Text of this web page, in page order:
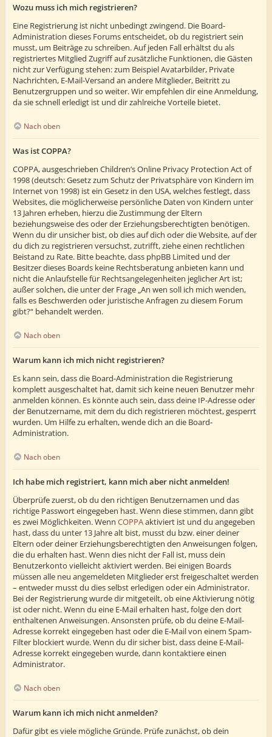
Wozu muss ich mich registrieren?
Eine Registrierung ist nicht unbedingt zwingend. Die Board-
Administration dieses Forums entscheidet, ob du registriert sein
musst, um Beiträge zu schreiben. Auf jeden Fall erhältst du als
registriertes Mitglied Zugriff auf zusätzliche Funktionen, die Gästen
nicht zur Verfügung stehen: zum Beispiel Avatarbilder, Private
Nachrichten, E-Mail-Versand an andere Mitglieder, Beitritt zu
Benutzergruppen und so weiter. Wir empfehlen dir eine Anmeldung,
da sie schnell erledigt ist und dir zahlreiche Vorteile bietet.
Nach oben
Was ist COPPA?
COPPA, ausgeschrieben Children’s Online Privacy Protection Act of
1998 (deutsch: Gesetz zum Schutz der Privatsphäre von Kindern im
Internet von 1998) ist ein Gesetz in den USA, welches festlegt, dass
Websites, die möglicherweise persönliche Daten von Kindern unter
13 Jahren erheben, hierzu die Zustimmung der Eltern
beziehungsweise des oder der Erziehungsberechtigten benötigen.
Wenn du dir unsicher bist, ob dies auf dich oder die Website, auf der
du dich zu registrieren versuchst, zutrifft, ziehe einen rechtlichen
Beistand zu Rate. Bitte beachte, dass phpBB Limited und der
Besitzer dieses Boards keine Rechtsberatung anbieten kann und
nicht die Anlaufstelle für Rechtsangelegenheiten jeglicher Art ist;
außer solchen, die unter der Frage „An wen soll ich mich wenden,
falls es Beschwerden oder juristische Anfragen zu diesem Forum
gibt?“ behandelt werden.
Nach oben
Warum kann ich mich nicht registrieren?
Es kann sein, dass die Board-Administration die Registrierung
komplett ausgeschaltet hat, damit sich keine neuen Benutzer mehr
anmelden können. Es könnte auch sein, dass deine IP-Adresse oder
der Benutzername, mit dem du dich registrieren möchtest, gesperrt
wurden. Um Hilfe zu erhalten, wende dich an die Board-
Administration.
Nach oben
Ich habe mich registriert, kann mich aber nicht anmelden!
Überprüfe zuerst, ob du den richtigen Benutzernamen und das
richtige Passwort eingegeben hast. Wenn diese stimmen, dann gibt
es zwei Möglichkeiten. Wenn COPPAaktiviert ist und du angegeben
hast, dass du unter 13 Jahre alt bist, musst du bzw. einer deiner
Eltern oder deiner Erziehungsberechtigten den Anweisungen folgen,
die du erhalten hast. Wenn dies nicht der Fall ist, muss dein
Benutzerkonto vielleicht aktiviert werden. Bei einigen Boards
müssen alle neu angemeldeten Mitglieder erst freigeschaltet werden
– entweder musst du dies selbst erledigen oder ein Administrator.
Bei der Registrierung wurde dir mitgeteilt, ob eine Aktivierung nötig
ist oder nicht. Wenn du eine E-Mail erhalten hast, folge den dort
enthaltenen Anweisungen. Ansonsten prüfe, ob du deine E-Mail-
Adresse korrekt eingegeben hast oder die E-Mail von einem Spam-
Filter blockiert wurde. Wenn du dir sicher bist, dass deine E-Mail-
Adresse korrekt eingegeben wurde, dann kontaktiere einen
Administrator.
Nach oben
Warum kann ich mich nicht anmelden?
Dafür gibt es viele mögliche Gründe. Prüfe zunächst, ob dein